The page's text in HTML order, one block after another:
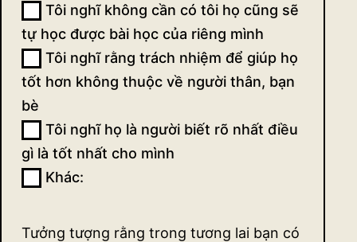
Tôi nghĩ không cần có tôi họ cũng sẽ
tự học được bài học của riêng mình
Tôi nghĩ rằng trách nhiệm để giúp họ
tốt hơn không thuộc về người thân, bạn
bè
Tôi nghĩ họ là người biết rõ nhất điều
gì là tốt nhất cho mình
Khác:
Tưởng tượng rằng trong tương lai bạn có